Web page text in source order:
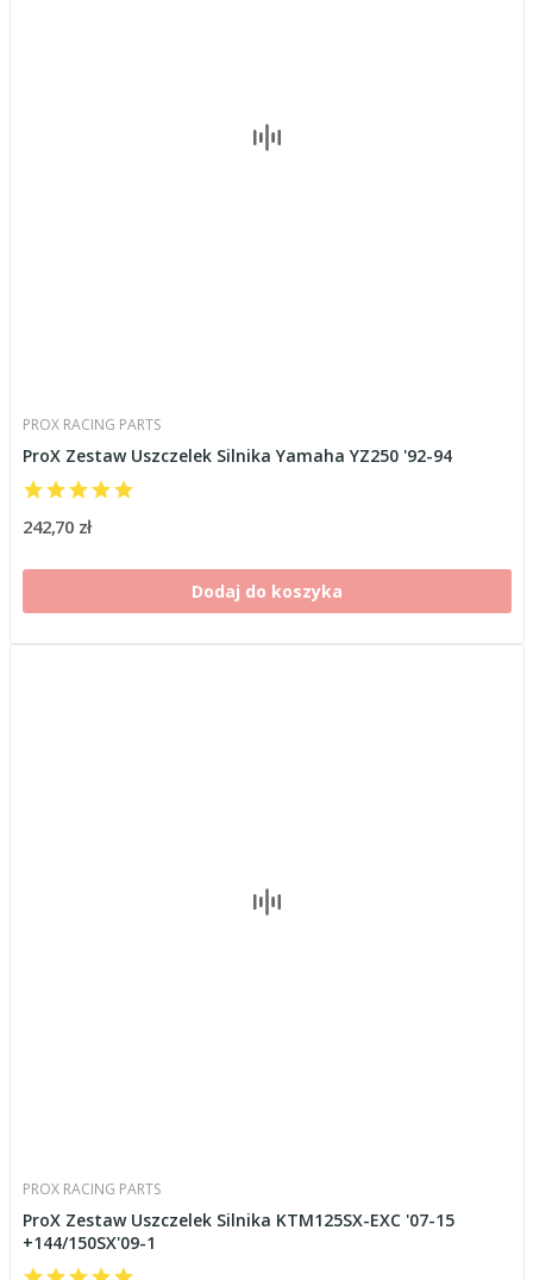
PROX RACING PARTS
ProX Zestaw Uszczelek Silnika Yamaha YZ250 '92-94
242,70 zł
Dodaj do koszyka
PROX RACING PARTS
ProX Zestaw Uszczelek Silnika KTM125SX-EXC '07-15
+144/150SX'09-1